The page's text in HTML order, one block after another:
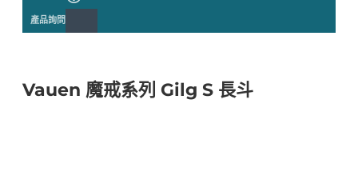
產品詢問
Vauen 魔戒系列 Gilg S 長斗